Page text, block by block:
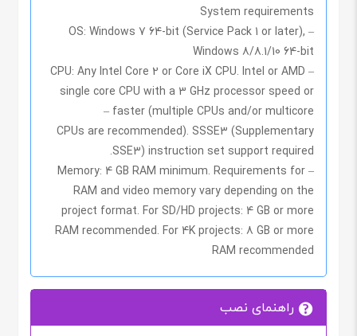
System requirements
–
OS: Windows 7 64-bit (Service Pack 1 or later),
Windows 8/8.1/10 64-bit
–
CPU: Any Intel Core 2 or Core iX CPU. Intel or AMD
single core CPU with a 3 GHz processor speed or
faster (multiple CPUs and/or multicore –
CPUs are recommended). SSSE3 (Supplementary
SSE3) instruction set support required.
– Memory: 4 GB RAM minimum. Requirements for
RAM and video memory vary depending on the
project format. For SD/HD projects: 4 GB or more
RAM recommended. For 4K projects: 8 GB or more
RAM recommended
راهنمای نصب